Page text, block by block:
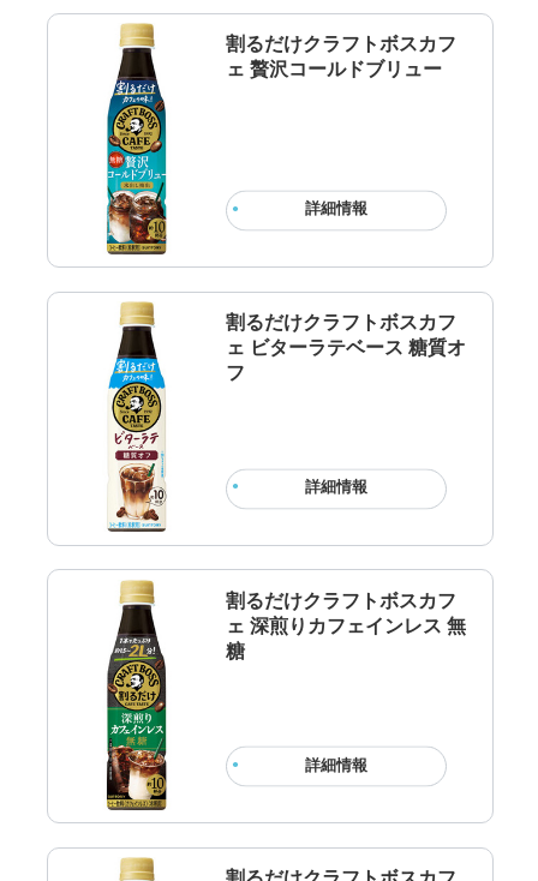
割るだけクラフトボスカフ
ェ 贅沢コールドブリュー
詳細情報
割るだけクラフトボスカフ
ェ ビターラテベース 糖質オ
フ
詳細情報
割るだけクラフトボスカフ
ェ 深煎りカフェインレス 無
糖
詳細情報